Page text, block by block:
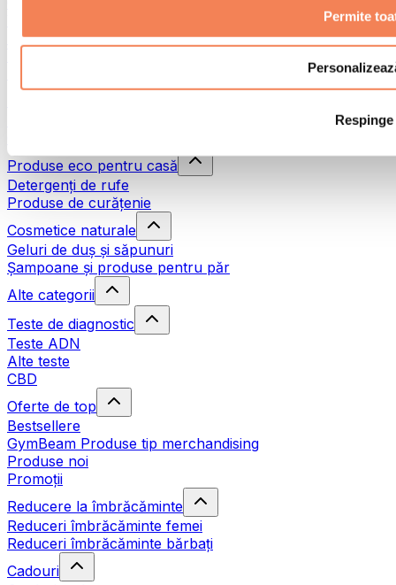
Permite
Respinge
Terapie prin frig
Produse eco pentru casă
Detergenți de rufe
Produse de curățenie
Cosmetice naturale
Geluri de duș și săpunuri
Șampoane și produse pentru păr
Alte categorii
Teste de diagnostic
Teste ADN
Alte teste
CBD
Oferte de top
Bestsellere
GymBeam Produse tip merchandising
Produse noi
Promoții
Reducere la îmbrăcăminte
Reduceri îmbrăcăminte femei
Reduceri îmbrăcăminte bărbați
Cadouri